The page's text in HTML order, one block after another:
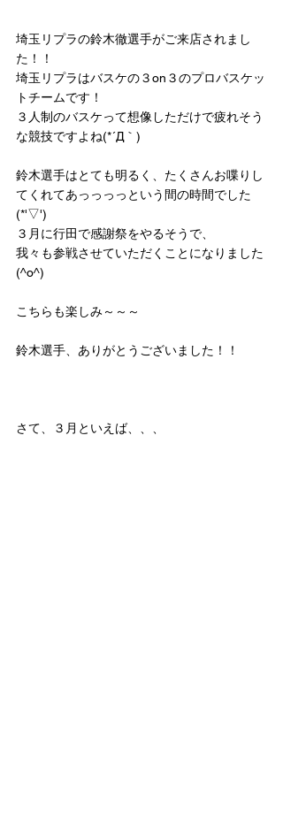
埼玉リプラの鈴木徹選手がご来店されまし
た！！
埼玉リプラはバスケの３on３のプロバスケッ
トチームです！
３人制のバスケって想像しただけで疲れそう
な競技ですよね(*´Д｀)
鈴木選手はとても明るく、たくさんお喋りし
てくれてあっっっっという間の時間でした
(*'▽')
３月に行田で感謝祭をやるそうで、
我々も参戦させていただくことになりました
(^o^)
こちらも楽しみ～～～
鈴木選手、ありがとうございました！！
さて、３月といえば、、、